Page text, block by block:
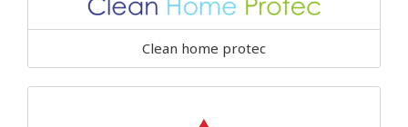
Clean home protec